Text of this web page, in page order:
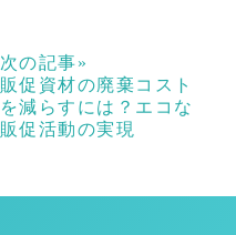
次の記事»
販促資材の廃棄コスト
を減らすには？エコな
販促活動の実現